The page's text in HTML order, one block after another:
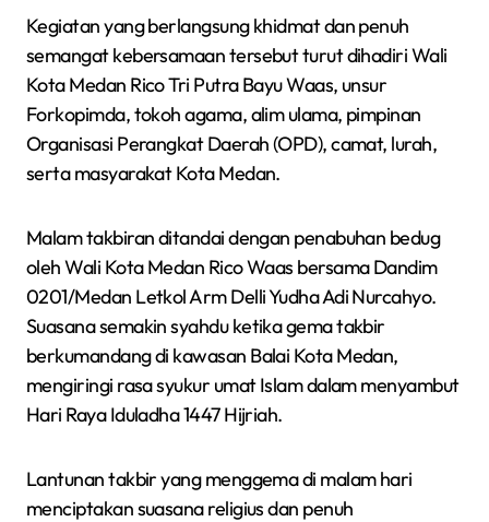
Kegiatan yang berlangsung khidmat dan penuh
semangat kebersamaan tersebut turut dihadiri Wali
Kota Medan Rico Tri Putra Bayu Waas, unsur
Forkopimda, tokoh agama, alim ulama, pimpinan
Organisasi Perangkat Daerah (OPD), camat, lurah,
serta masyarakat Kota Medan.
Malam takbiran ditandai dengan penabuhan bedug
oleh Wali Kota Medan Rico Waas bersama Dandim
0201/Medan Letkol Arm Delli Yudha Adi Nurcahyo.
Suasana semakin syahdu ketika gema takbir
berkumandang di kawasan Balai Kota Medan,
mengiringi rasa syukur umat Islam dalam menyambut
Hari Raya Iduladha 1447 Hijriah.
Lantunan takbir yang menggema di malam hari
menciptakan suasana religius dan penuh